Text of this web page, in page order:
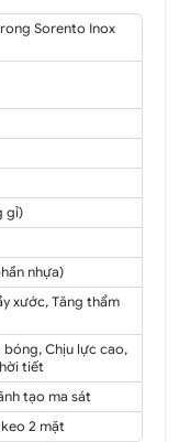
Sorento Inox
gỉ)
nhựa)
xước, Tăng thẩm
bóng, Chịu lực cao,
tiết
tạo ma sát
2 mặt